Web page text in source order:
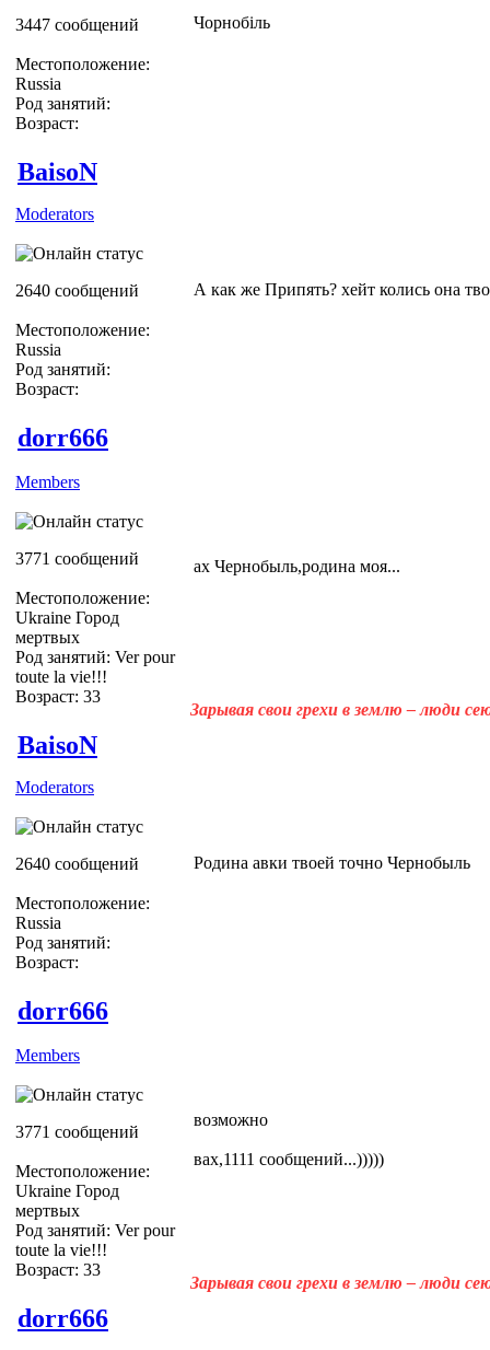
3447 сообщений
Местоположение:
Russia
Род занятий:
Возраст:
Чорнобiль
BaisoN
Moderators
2640 сообщений
Местоположение:
Russia
Род занятий:
Возраст:
А как же Припять? хейт колись она
dorr666
Members
3771 сообщений
Местоположение:
Ukraine Город
мертвых
Род занятий: Ver pour
toute la vie!!!
Возраст: 33
ах Чернобыль,родина моя...
Зарывая свои грехи в землю – люди
BaisoN
Moderators
2640 сообщений
Местоположение:
Russia
Род занятий:
Возраст:
Родина авки твоей точно Чернобыль
dorr666
Members
3771 сообщений
Местоположение:
Ukraine Город
мертвых
Род занятий: Ver pour
toute la vie!!!
Возраст: 33
возможно
вах,1111 сообщений...)))))
Зарывая свои грехи в землю – люди
dorr666